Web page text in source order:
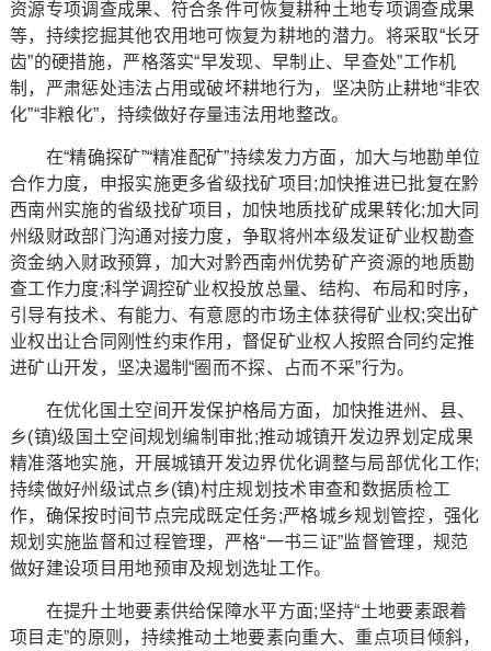
资源专项调查成果、符合条件可恢复耕种土地专项调查成果
等，持续挖掘其他农用地可恢复为耕地的潜力。将采取“长牙
齿”的硬措施，严格落实“早发现、早制止、早查处”工作机
制，严肃惩处违法占用或破坏耕地行为，坚决防止耕地“非农
化”“非粮化”，持续做好存量违法用地整改。
在“精确探矿”“精准配矿”持续发力方面，加大与地勘单位
合作力度，申报实施更多省级找矿项目;加快推进已批复在黔
西南州实施的省级找矿项目，加快地质找矿成果转化;加大同
州级财政部门沟通对接力度，争取将州本级发证矿业权勘查
资金纳入财政预算，加大对黔西南州优势矿产资源的地质勘
查工作力度;科学调控矿业权投放总量、结构、布局和时序，
引导有技术、有能力、有意愿的市场主体获得矿业权;突出矿
业权出让合同刚性约束作用，督促矿业权人按照合同约定推
进矿山开发，坚决遏制“圈而不探、占而不采”行为。
在优化国土空间开发保护格局方面，加快推进州、县、
乡(镇)级国土空间规划编制审批;推动城镇开发边界划定成果
精准落地实施，开展城镇开发边界优化调整与局部优化工作;
持续做好州级试点乡(镇)村庄规划技术审查和数据质检工
作，确保按时间节点完成既定任务;严格城乡规划管控，强化
规划实施监督和过程管理，严格“一书三证”监督管理，规范
做好建设项目用地预审及规划选址工作。
在提升土地要素供给保障水平方面;坚持“土地要素跟着
项目走”的原则，持续推动土地要素向重大、重点项目倾斜，